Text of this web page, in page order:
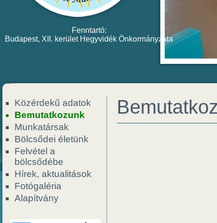
Fenntartó:
Budapest, XII. kerület Hegyvidék Önkormányzata
Közérdekű adatok
Bemutatkozunk
Munkatársak
Bölcsődei életünk
Felvétel a
bölcsődébe
Hírek, aktualitások
Fotógaléria
Alapítvány